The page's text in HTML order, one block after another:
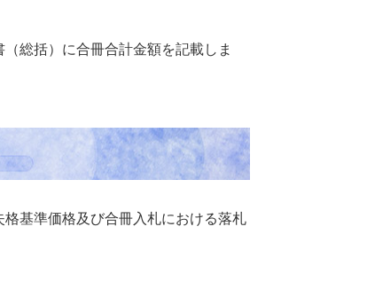
総括）に合冊合計金額を記載しま
基準価格及び合冊入札における落札